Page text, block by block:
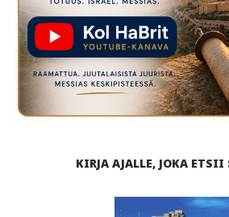
KIRJA AJALLE, JOKA